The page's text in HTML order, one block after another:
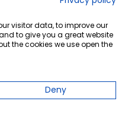
visitor data, to improve our
to give you a great website
the cookies we use open the
Deny